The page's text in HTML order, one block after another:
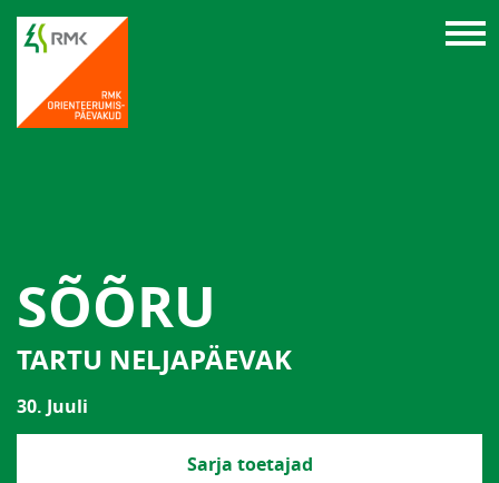
SÕÕRU
TARTU NELJAPÄEVAK
30. Juuli
Sarja toetajad